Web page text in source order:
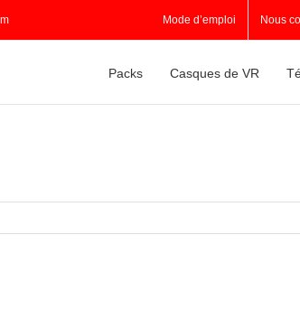
Mode d’emploi Nous
Packs Casques de VR